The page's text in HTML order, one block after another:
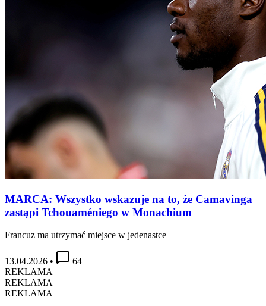
MARCA: Wszystko wskazuje na to, że Camavinga
zastąpi Tchouaméniego w Monachium
Francuz ma utrzymać miejsce w jedenastce
13.04.2026 •
64
REKLAMA
REKLAMA
REKLAMA